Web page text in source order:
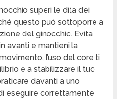
superi le dita dei
questo può sottoporre a
del ginocchio. Evita
avanti e mantieni la
l’uso del core ti
e a stabilizzare il tuo
davanti a uno
eseguire correttamente